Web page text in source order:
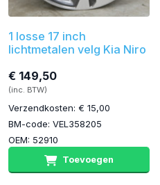
1 losse 17 inch
lichtmetalen velg Kia Niro
€ 149,50
(inc. BTW)
Verzendkosten: € 15,00
BM-code: VEL358205
OEM: 52910
Toevoegen